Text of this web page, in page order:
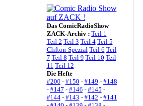
Das ComicRadioShow
ZACK-Archiv : Teil 1
Teil 2 Teil 3 Teil 4 Teil 5
Clifton-Spezial Teil 6 Teil
7 Teil 8 Teil 9 Teil 10 Teil
11 Teil 12
Die Hefte
#200 - #150 - #149 - #148
- #147 - #146 - #145 -
#144- #143 - #142 - #141